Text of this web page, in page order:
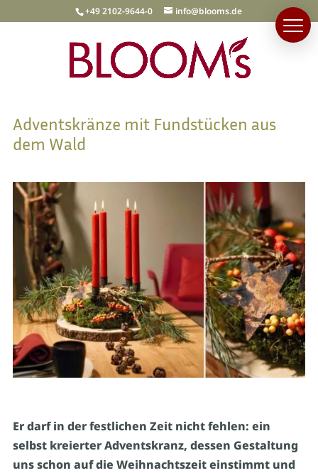
+49 2102-9644-0 info@blooms.de
Adventskränze mit Fundstücken aus
dem Wald
Er darf in der festlichen Zeit nicht fehlen: ein
selbst kreierter Adventskranz, dessen Gestaltung
uns schon auf die Weihnachtszeit einstimmt und